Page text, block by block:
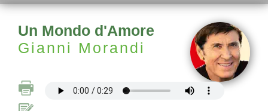
Un Mondo d'Amore
Gianni Morandi